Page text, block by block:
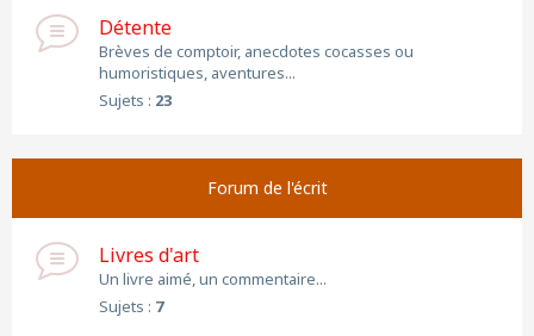
Détente
Brèves de comptoir, anecdotes cocasses ou
humoristiques, aventures...
Sujets : 23
Forum de l'écrit
Livres d'art
Un livre aimé, un commentaire...
Sujets : 7